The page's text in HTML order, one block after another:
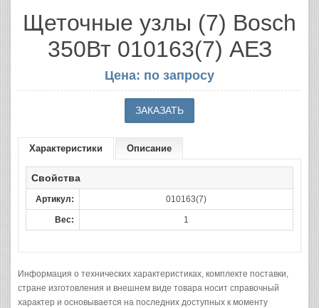
Щеточные узлы (7) Bosch
350Вт 010163(7) АЕЗ
Цена: по запросу
Характеристики Описание
Свойства
Артикул: 010163(7)
Вес: 1
Информация о технических характеристиках, комплекте поставки,
стране изготовления и внешнем виде товара носит справочный
характер и основывается на последних доступных к моменту